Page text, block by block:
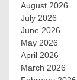
August 2026
July 2026
June 2026
May 2026
April 2026
March 2026